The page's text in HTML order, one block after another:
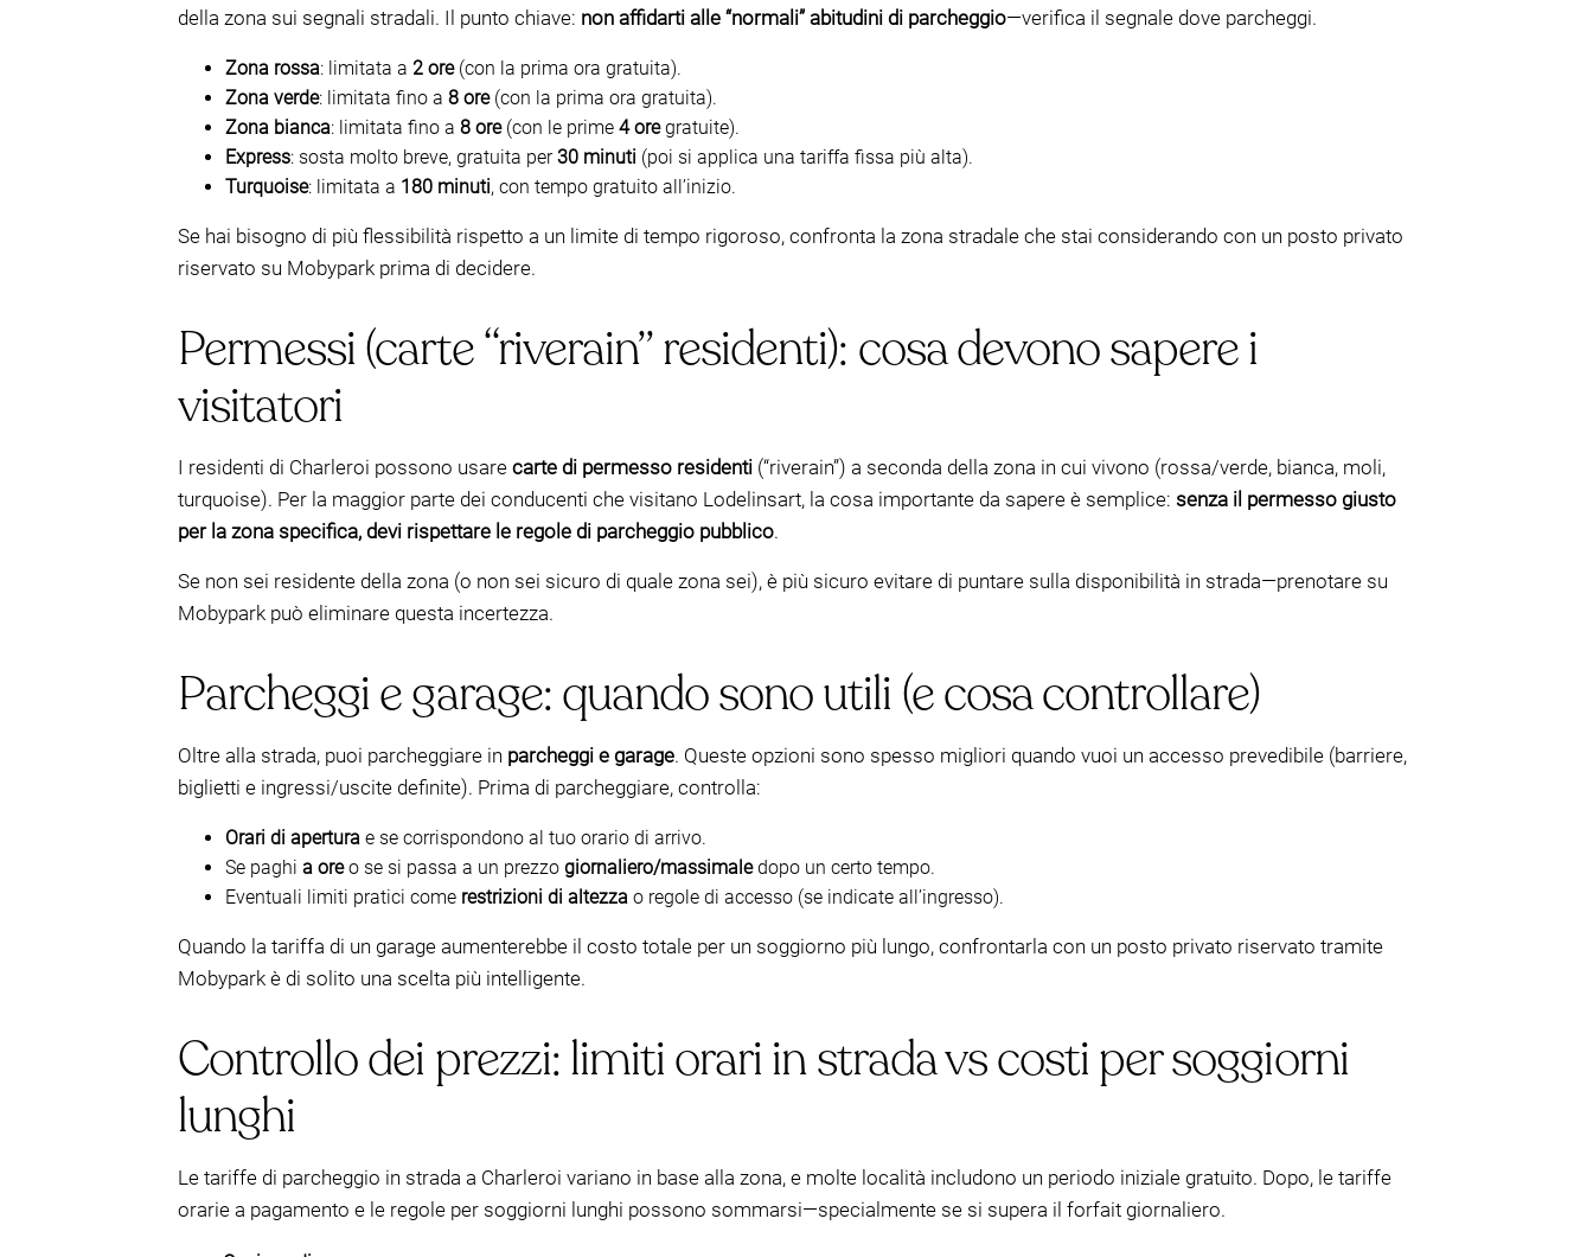
della zona sui segnali stradali. Il punto chiave: non affidarti alle “normali” abitudini di parcheggio—verifica il segnale dove parcheggi.
Zona rossa: limitata a 2 ore(con la prima ora gratuita).
Zona verde: limitata fino a 8 ore(con la prima ora gratuita).
Zona bianca: limitata fino a 8 ore(con le prime 4 oregratuite).
Express: sosta molto breve, gratuita per30 minuti (poi si applica una tariffa fissa più alta).
Turquoise: limitata a 180 minuti, con tempo gratuito all’inizio.
Se hai bisogno di più flessibilità rispetto a un limite di tempo rigoroso, confronta la zona stradale che stai considerando con un posto privato
riservato su Mobypark prima di decidere.
Permessi (carte “riverain” residenti): cosa devono sapere i
visitatori
I residenti di Charleroi possono usare carte di permesso residenti (“riverain”) a seconda della zona in cui vivono (rossa/verde, bianca, moli,
turquoise). Per la maggior parte dei conducenti che visitano Lodelinsart, la cosa importante da sapere è semplice: senza il permesso giusto
per la zona specifica, devi rispettare le regole di parcheggio pubblico.
Se non sei residente della zona (o non sei sicuro di quale zona sei), è più sicuro evitare di puntare sulla disponibilità in strada—prenotare su
Mobypark può eliminare questa incertezza.
Parcheggi e garage: quando sono utili (e cosa controllare)
Oltre alla strada, puoi parcheggiare in parcheggi e garage. Queste opzioni sono spesso migliori quando vuoi un accesso prevedibile (barriere,
biglietti e ingressi/uscite definite). Prima di parcheggiare, controlla:
Orari di apertura e se corrispondono al tuo orario di arrivo.
Se paghi a oreo se si passa a un prezzo giornaliero/massimaledopo un certo tempo.
Eventuali limiti pratici come restrizioni di altezza o regole di accesso (se indicate all’ingresso).
Quando la tariffa di un garage aumenterebbe il costo totale per un soggiorno più lungo, confrontarla con un posto privato riservato tramite
Mobypark è di solito una scelta più intelligente.
Controllo dei prezzi: limiti orari in strada vs costi per soggiorni
lunghi
Le tariffe di parcheggio in strada a Charleroi variano in base alla zona, e molte località includono un periodo iniziale gratuito. Dopo, le tariffe
orarie a pagamento e le regole per soggiorni lunghi possono sommarsi—specialmente se si supera il forfait giornaliero.